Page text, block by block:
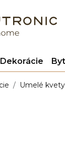
Dekorácie
Umelé